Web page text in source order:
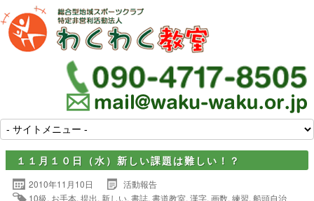
１１月１０日（水）新しい課題は難しい！？
2010年11月10日
活動報告
10級, お手本, 提出, 新しい, 書誌, 書道教室, 漢字, 画数, 練習, 船頭自治